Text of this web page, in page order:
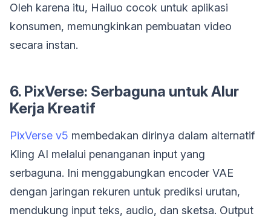
Oleh karena itu, Hailuo cocok untuk aplikasi
konsumen, memungkinkan pembuatan video
secara instan.
6. PixVerse: Serbaguna untuk Alur
Kerja Kreatif
PixVerse v5 membedakan dirinya dalam alternatif
Kling AI melalui penanganan input yang
serbaguna. Ini menggabungkan encoder VAE
dengan jaringan rekuren untuk prediksi urutan,
mendukung input teks, audio, dan sketsa. Output